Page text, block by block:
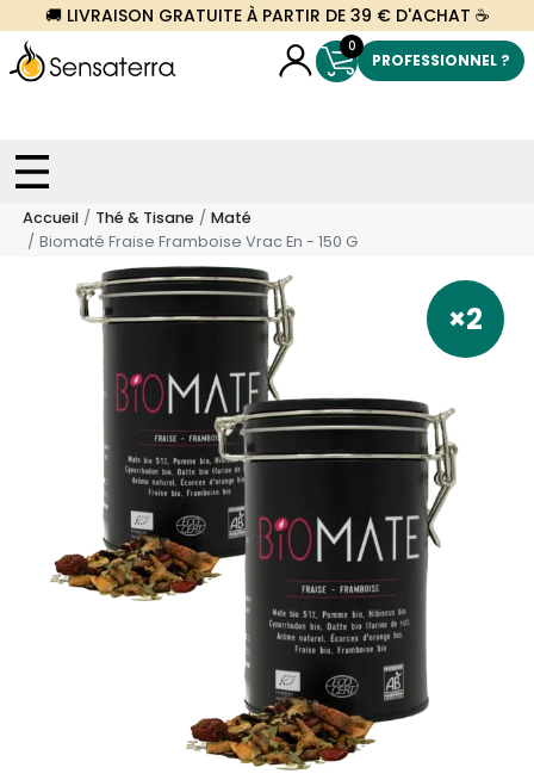
🚚 LIVRAISON GRATUITE À PARTIR DE 39 € D'ACHAT ☕
0
PROFESSIONNEL ?
Accueil Thé & Tisane
Maté
Biomaté Fraise Framboise Vrac En - 150 G
×2